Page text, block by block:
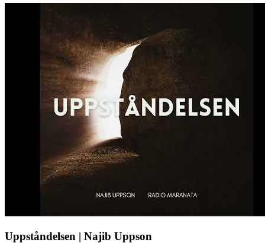
Uppståndelsen | Najib Uppson